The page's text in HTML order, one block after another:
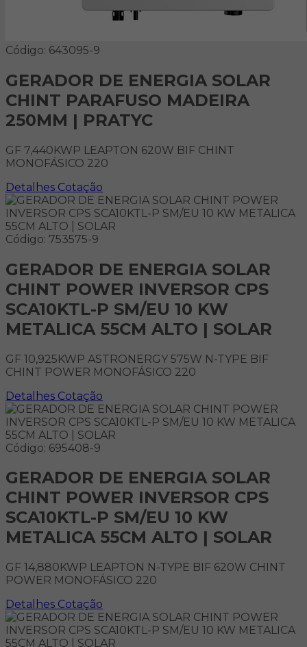
Código: 643095-9
GERADOR DE ENERGIA SOLAR
CHINT PARAFUSO MADEIRA
250MM | PRATYC
GF 7,440KWP LEAPTON 620W BIF CHINT
MONOFÁSICO 220
Detalhes Cotação
Código: 753575-9
GERADOR DE ENERGIA SOLAR
CHINT POWER INVERSOR CPS
SCA10KTL-P SM/EU 10 KW
METALICA 55CM ALTO | SOLAR
GF 10,925KWP ASTRONERGY 575W N-TYPE BIF
CHINT POWER MONOFÁSICO 220
Detalhes Cotação
Código: 695408-9
GERADOR DE ENERGIA SOLAR
CHINT POWER INVERSOR CPS
SCA10KTL-P SM/EU 10 KW
METALICA 55CM ALTO | SOLAR
GF 14,880KWP LEAPTON N-TYPE BIF 620W CHINT
POWER MONOFÁSICO 220
Detalhes Cotação